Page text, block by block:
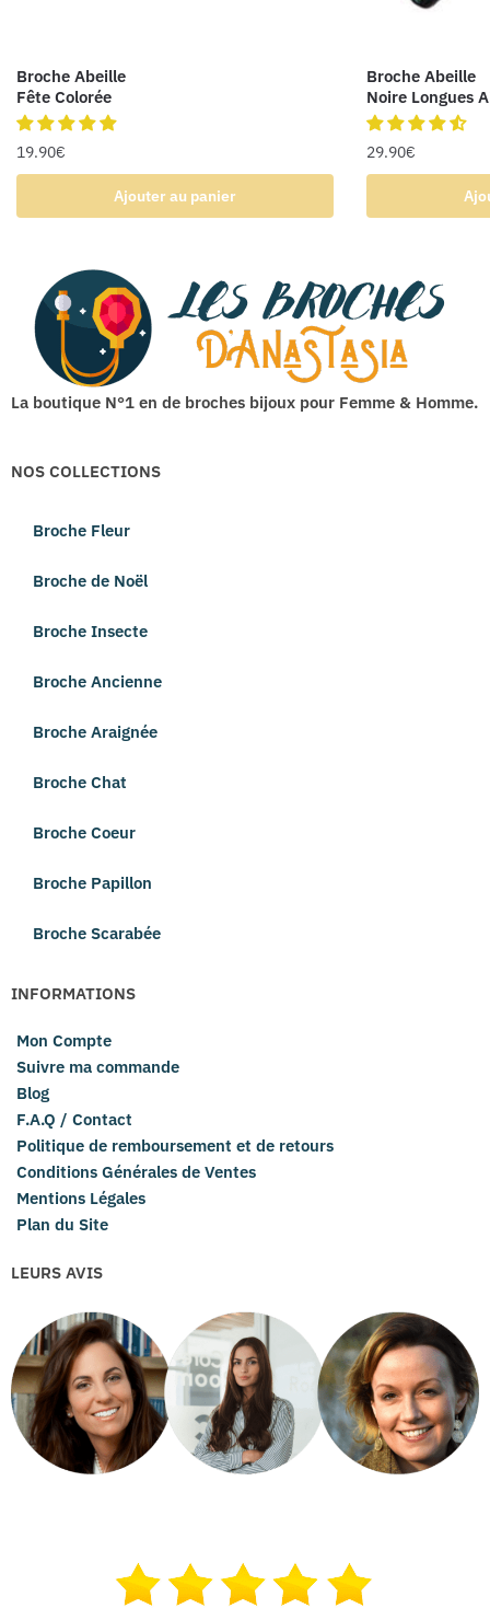
Broche Abeille
Fête Colorée
19.90€
Ajouter au panier
Broche Abeille
Noire Longues
29.90€
La boutique N°1 en de broches bijoux pour Femme & Homme.
NOS COLLECTIONS
Broche Fleur
Broche de Noël
Broche Insecte
Broche Ancienne
Broche Araignée
Broche Chat
Broche Coeur
Broche Papillon
Broche Scarabée
INFORMATIONS
Mon Compte
Suivre ma commande
Blog
F.A.Q / Contact
Politique de remboursement et de retours
Conditions Générales de Ventes
Mentions Légales
Plan du Site
LEURS AVIS